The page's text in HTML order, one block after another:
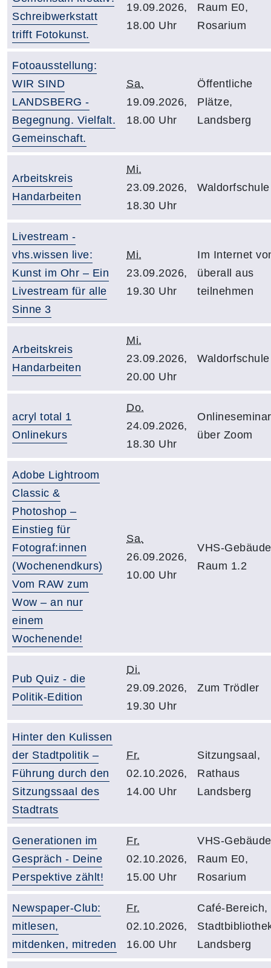
Schreibwerkstatt
trifft Fotokunst.
19.09.2026,
18.00 Uhr
Raum E0,
Rosarium
Fotoausstellung:
WIR SIND
LANDSBERG -
Begegnung. Vielfalt.
Gemeinschaft.
Sa.
19.09.2026,
18.00 Uhr
Öffentliche
Plätze,
Landsberg
Arbeitskreis
Handarbeiten
Mi.
23.09.2026,
18.30 Uhr
Waldorfschule
Livestream -
vhs.wissen live:
Kunst im Ohr – Ein
Livestream für alle
Sinne 3
Mi.
23.09.2026,
19.30 Uhr
Im Internet
überall aus
teilnehmen
Arbeitskreis
Handarbeiten
Mi.
23.09.2026,
20.00 Uhr
Waldorfschule
acryl total 1
Onlinekurs
Do.
24.09.2026,
18.30 Uhr
Onlineseminar
über Zoom
Adobe Lightroom
Classic &
Photoshop –
Einstieg für
Fotograf:innen
(Wochenendkurs)
Vom RAW zum
Wow – an nur
einem
Wochenende!
Sa.
26.09.2026,
10.00 Uhr
VHS-
Raum 1.2
Pub Quiz - die
Politik-Edition
Di.
29.09.2026,
19.30 Uhr
Zum Trödler
Hinter den Kulissen
der Stadtpolitik –
Führung durch den
Sitzungssaal des
Stadtrats
Fr.
02.10.2026,
14.00 Uhr
Sitzungsaal,
Rathaus
Landsberg
Generationen im
Gespräch - Deine
Perspektive zählt!
Fr.
02.10.2026,
15.00 Uhr
VHS-
Raum E0,
Rosarium
Newspaper-Club:
mitlesen,
mitdenken, mitreden
Fr.
02.10.2026,
16.00 Uhr
Café-Bereich,
Landsberg